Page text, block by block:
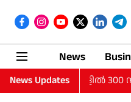
News
News Updates 300